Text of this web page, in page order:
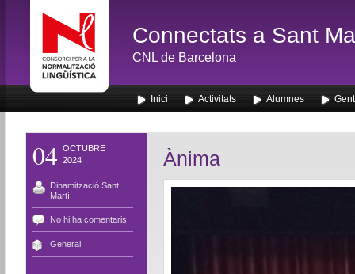
Connectats a Sant
CNL de Barcelona
Inici Activitats Alumnes
04 OCTUBRE
2024
Dinamització Sant
Martí
No hi ha comentaris
General
Ànima